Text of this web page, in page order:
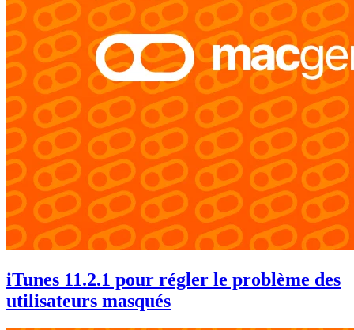
iTunes 11.2.1 pour régler le problème des
utilisateurs masqués